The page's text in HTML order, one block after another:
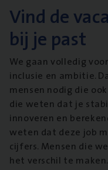
Vind de
bij je past
We gaan volledig
inclusie en ambitie.
mensen nodig die
die weten dat je
innoveren en
weten dat deze job
cijfers. Mensen die
het verschil te